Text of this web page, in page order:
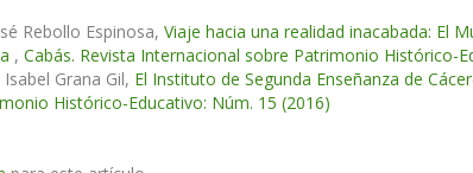
Rebollo Espinosa, Viaje hacia una realidad inacabada: El
, Cabás. Revista Internacional sobre Patrimonio Histórico-
Grana Gil, El Instituto de Segunda Enseñanza de
Histórico-Educativo: Núm. 15 (2016)